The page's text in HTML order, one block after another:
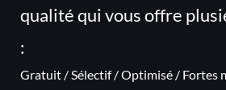
qualité qui vous offre
:
Gratuit / Sélectif / Optimisé / Fortes